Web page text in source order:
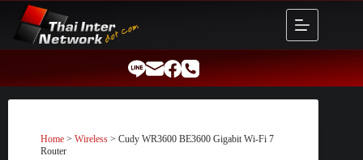
content
Home > Wireless > Cudy WR3600 BE3600 Gigabit Wi-Fi 7
Router